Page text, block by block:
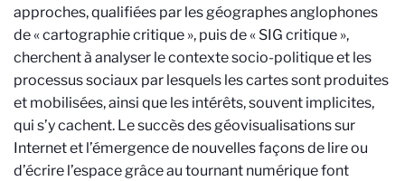
approches, qualifiées par les géographes anglophones
de « cartographie critique », puis de « SIG critique »,
cherchent à analyser le contexte socio-politique et les
processus sociaux par lesquels les cartes sont produites
et mobilisées, ainsi que les intérêts, souvent implicites,
qui s’y cachent. Le succès des géovisualisations sur
Internet et l’émergence de nouvelles façons de lire ou
d’écrire l’espace grâce au tournant numérique font